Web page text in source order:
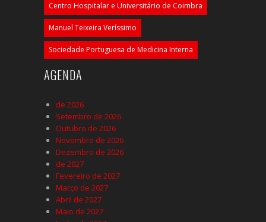
Centro Hospitalar e Universitário de Coimbra
Manuel Teixeira Veríssimo
Sociedade Portuguesa de Medicina Interna
AGENDA
de 2026
Setembro de 2026
Outubro de 2026
Novembro de 2026
Dezembro de 2026
de 2027
Fevereiro de 2027
Março de 2027
Abril de 2027
Maio de 2027